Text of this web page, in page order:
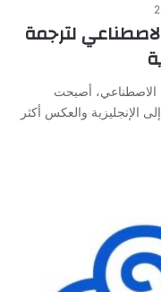
لترجمة
الاصطناعي، أصبحت
الإنجليزية والعكس أكثر